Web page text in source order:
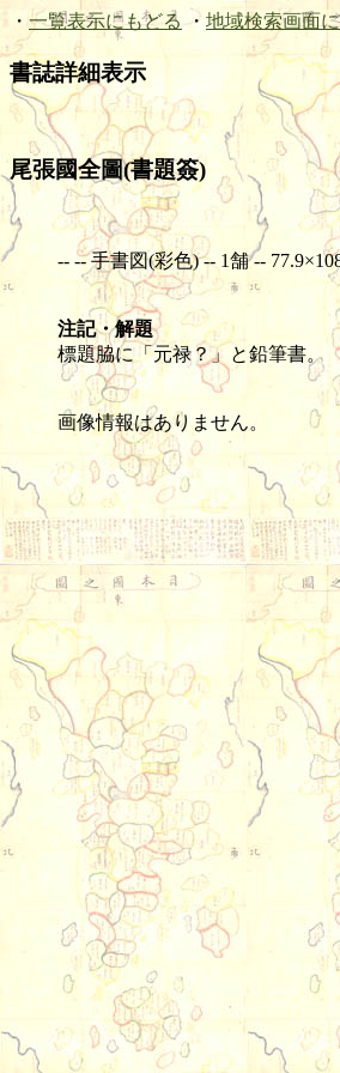
・ 一覧表示にもどる ・ 地域検索画面
書誌詳細表示
尾張國全圖(書題簽)
-- -- 手書図(彩色) -- 1舗 --
注記・解題
標題脇に「元禄？」と鉛筆書。
画像情報はありません。